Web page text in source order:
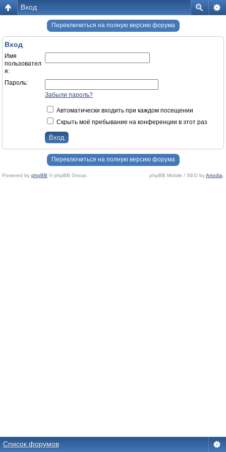
Вход
Переключиться на полную версию форума
Вход
Имя
пользовател
я:
Пароль:
Забыли пароль?
Автоматически входить при каждом посещении
Скрыть моё пребывание на конференции в этот раз
Переключиться на полную версию форума
Powered by phpBB © phpBB Group. phpBB Mobile / SEO byArtodia
Список форумов